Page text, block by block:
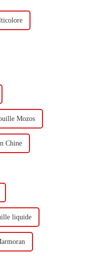
Mozos
Chine
liquide